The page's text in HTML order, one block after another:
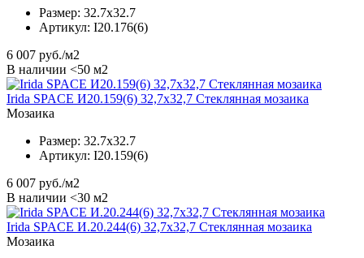
Размер: 32.7x32.7
Артикул: I20.176(6)
6 007 руб./м2
В наличии <50 м2
Irida SPACE И20.159(6) 32,7x32,7 Стеклянная мозаика
Мозаика
Размер: 32.7x32.7
Артикул: I20.159(6)
6 007 руб./м2
В наличии <30 м2
Irida SPACE И.20.244(6) 32,7x32,7 Стеклянная мозаика
Мозаика